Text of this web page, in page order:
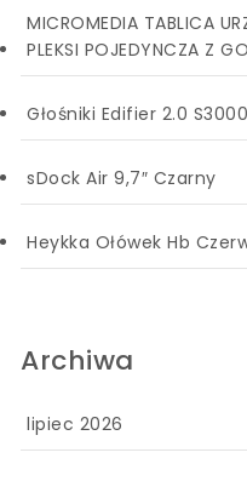
MICROMEDIA TABLICA
PLEKSI POJEDYNCZA Z
Głośniki Edifier 2.0
sDock Air 9,7″ Czarny
Heykka Ołówek Hb
Archiwa
lipiec 2026